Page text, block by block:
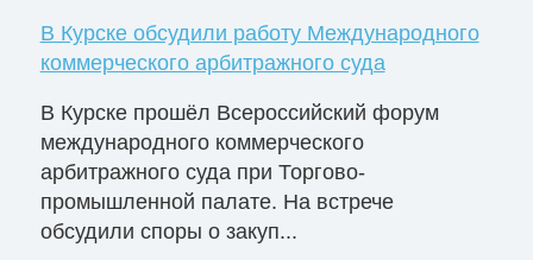
В Курске обсудили работу Международного
коммерческого арбитражного суда
В Курске прошёл Всероссийский форум
международного коммерческого
арбитражного суда при Торгово-
промышленной палате. На встрече
обсудили споры о закуп...